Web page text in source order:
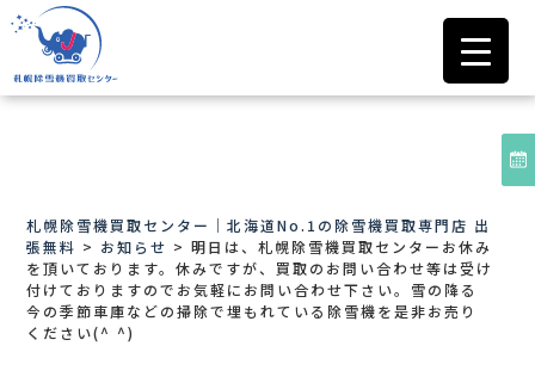
札幌除雪機買取センター｜北海道No.1の除雪機買取専門店 出
張無料 > お知らせ >明日は、札幌除雪機買取センターお休み
を頂いております。休みですが、買取のお問い合わせ等は受け
付けておりますのでお気軽にお問い合わせ下さい。雪の降る
今の季節車庫などの掃除で埋もれている除雪機を是非お売り
ください(^ ^)